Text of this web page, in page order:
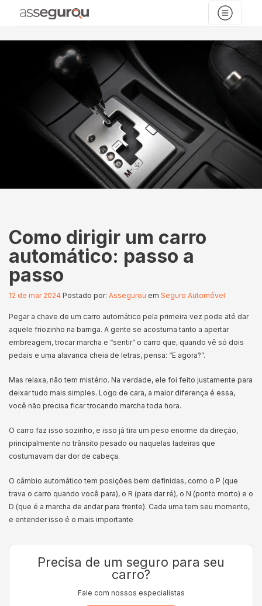
Como dirigir um carro
automático: passo a
passo
12 de mar 2024 Postado por: Assegurou em Seguro Automóvel
Pegar a chave de um carro automático pela primeira vez pode até dar
aquele friozinho na barriga. A gente se acostuma tanto a apertar
embreagem, trocar marcha e “sentir” o carro que, quando vê só dois
pedais e uma alavanca cheia de letras, pensa: “E agora?”.
Mas relaxa, não tem mistério. Na verdade, ele foi feito justamente para
deixar tudo mais simples. Logo de cara, a maior diferença é essa,
você não precisa ficar trocando marcha toda hora.
O carro faz isso sozinho, e isso já tira um peso enorme da direção,
principalmente no trânsito pesado ou naquelas ladeiras que
costumavam dar dor de cabeça.
O câmbio automático tem posições bem definidas, como o P (que
trava o carro quando você para), o R (para dar ré), o N (ponto morto) e o
D (que é a marcha de andar para frente). Cada uma tem seu momento,
e entender isso é o mais importante
Precisa de um seguro para seu
carro?
Fale com nossos especialistas